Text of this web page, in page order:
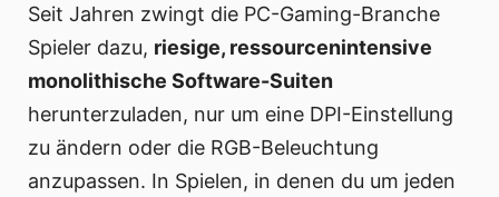
Seit Jahren zwingt die PC-Gaming-Branche
Spieler dazu, riesige, ressourcenintensive
monolithische Software-Suiten
herunterzuladen, nur um eine DPI-Einstellung
zu ändern oder die RGB-Beleuchtung
anzupassen. In Spielen, in denen du um jeden